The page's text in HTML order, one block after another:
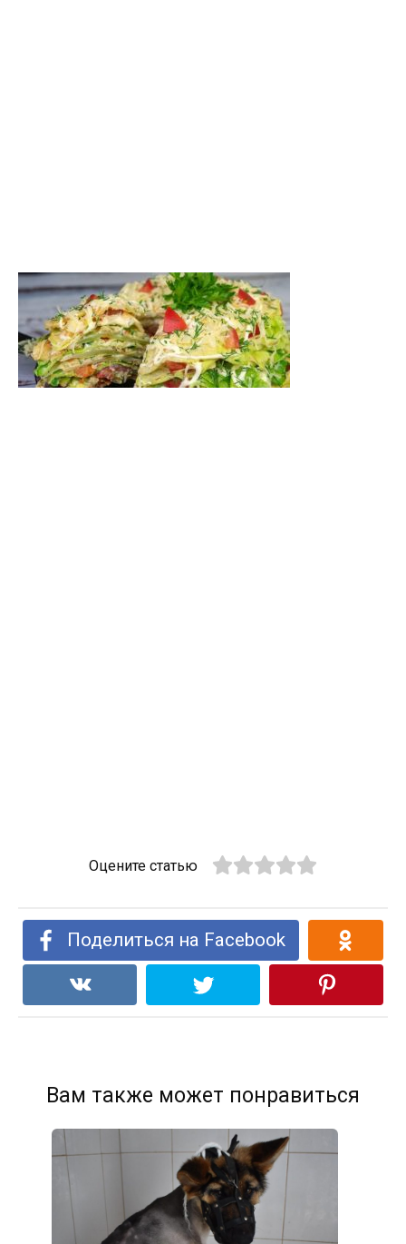
Оцените статью
Поделиться на Facebook
Вам также может понравиться